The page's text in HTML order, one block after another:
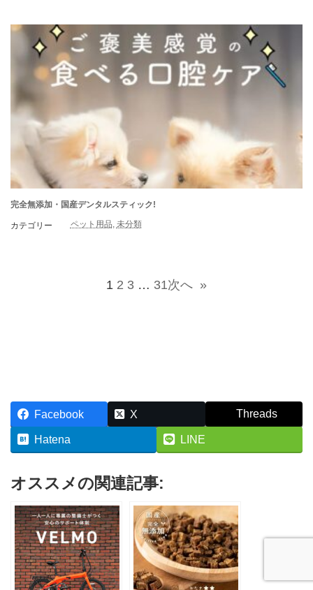
完全無添加・国産デンタルスティック!
カテゴリー ペット用品, 未分類
1 2 3 … 31次へ »
Facebook X Threads
Hatena LINE
オススメの関連記事: